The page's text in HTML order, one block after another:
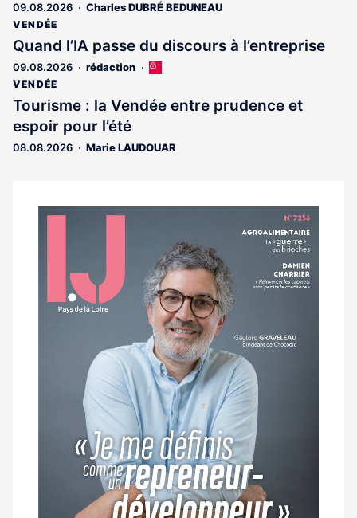
09.08.2026 Charles DUBRÉ BEDUNEAU
VENDÉE
Quand l’IA passe du discours à l’entreprise
09.08.2026 rédaction
Cet
est
réservé
abonnés
VENDÉE
Tourisme : la Vendée entre prudence et
espoir pour l’été
08.08.2026 Marie LAUDOUAR
Notre
magazine